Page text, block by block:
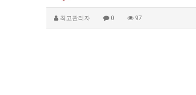
최고관리자 0 97